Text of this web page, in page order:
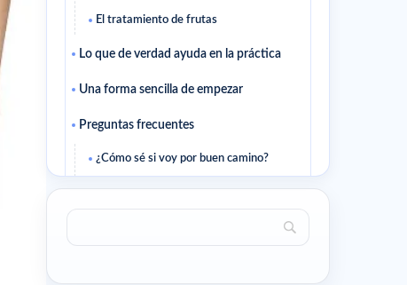
El tratamiento de frutas
Lo que de verdad ayuda en la práctica
Una forma sencilla de empezar
Preguntas frecuentes
¿Cómo sé si voy por buen camino?
¿Conviene cambiarlo todo a la vez?